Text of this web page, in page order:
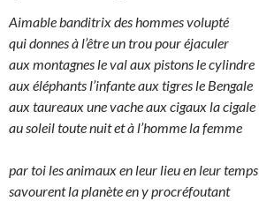
Aimable banditrix des hommes volupté
qui donnes à l’être un trou pour éjaculer
aux montagnes le val aux pistons le cylindre
aux éléphants l’infante aux tigres le Bengale
aux taureaux une vache aux cigaux la cigale
au soleil toute nuit et à l’homme la femme
par toi les animaux en leur lieu en leur temps
savourent la planète en y procréfoutant